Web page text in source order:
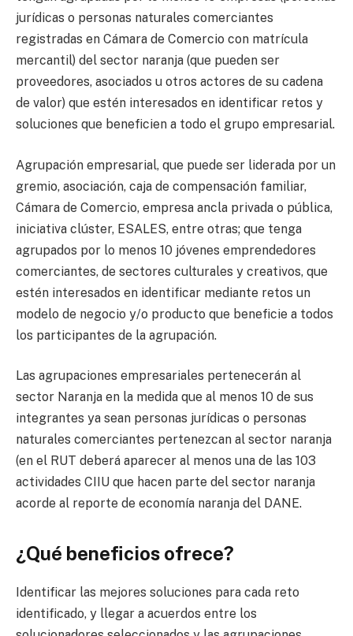
jurídicas o personas naturales comerciantes
registradas en Cámara de Comercio con matrícula
mercantil) del sector naranja (que pueden ser
proveedores, asociados u otros actores de su cadena
de valor) que estén interesados en identificar retos y
soluciones que beneficien a todo el grupo empresarial.
Agrupación empresarial, que puede ser liderada por un
gremio, asociación, caja de compensación familiar,
Cámara de Comercio, empresa ancla privada o pública,
iniciativa clúster, ESALES, entre otras; que tenga
agrupados por lo menos 10 jóvenes emprendedores
comerciantes, de sectores culturales y creativos, que
estén interesados en identificar mediante retos un
modelo de negocio y/o producto que beneficie a todos
los participantes de la agrupación.
Las agrupaciones empresariales pertenecerán al
sector Naranja en la medida que al menos 10 de sus
integrantes ya sean personas jurídicas o personas
naturales comerciantes pertenezcan al sector naranja
(en el RUT deberá aparecer al menos una de las 103
actividades CIIU que hacen parte del sector naranja
acorde al reporte de economía naranja del DANE.
¿Qué beneficios ofrece?
Identificar las mejores soluciones para cada reto
identificado, y llegar a acuerdos entre los